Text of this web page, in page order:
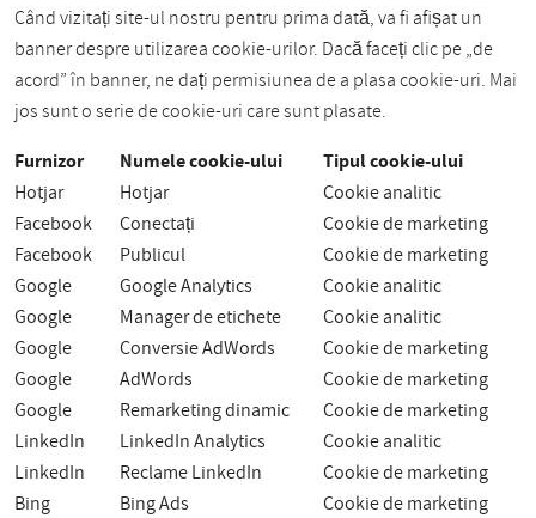
Când vizitați site-ul nostru pentru prima dată, va fi afișat un
banner despre utilizarea cookie-urilor. Dacă faceți clic pe „de
acord” în banner, ne dați permisiunea de a plasa cookie-uri. Mai
jos sunt o serie de cookie-uri care sunt plasate.
Furnizor Numele cookie-ului Tipul cookie-ului
Hotjar Hotjar
Cookie analitic
Facebook
Conectați
Cookie de marketing
Facebook
Publicul
Cookie de marketing
Google
Google Analytics
Cookie analitic
Google
Manager de etichete
Cookie analitic
Google
Conversie AdWords
Cookie de marketing
Google
AdWords
Cookie de marketing
Google
Remarketing dinamic
Cookie de marketing
LinkedIn
LinkedIn Analytics
Cookie analitic
LinkedIn
Reclame LinkedIn
Cookie de marketing
Bing
Bing Ads
Cookie de marketing